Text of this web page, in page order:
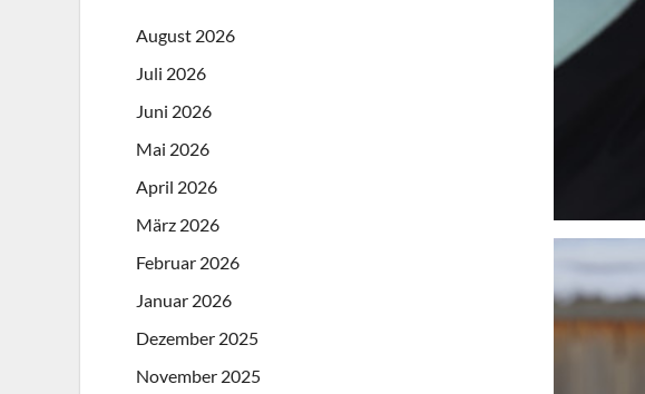
August 2026
Juli 2026
Juni 2026
Mai 2026
April 2026
März 2026
Februar 2026
Januar 2026
Dezember 2025
November 2025